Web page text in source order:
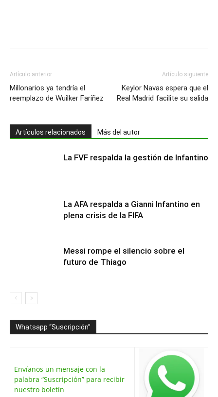
Artículo anterior
Millonarios ya tendría el
reemplazo de Wuilker Faríñez
Artículo siguiente
Keylor Navas espera que el
Real Madrid facilite su salida
Artículos relacionados Más del autor
La FVF respalda la gestión de Infantino
La AFA respalda a Gianni Infantino en
plena crisis de la FIFA
Messi rompe el silencio sobre el
futuro de Thiago
Whatsapp “Suscripción”
Envíanos un mensaje con la
palabra “Suscripción” para recibir
nuestro boletín